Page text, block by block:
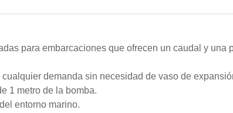
para embarcaciones que ofrecen un caudal y una
demanda sin necesidad de vaso de
1 metro de la bomba.
entorno marino.